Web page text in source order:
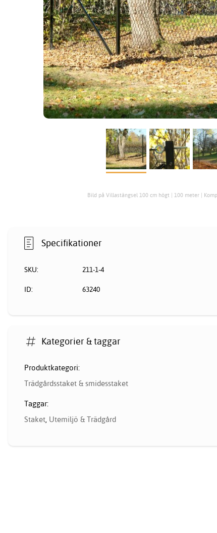
Bild på Villastängsel 100 cm högt | 100 meter |
Specifikationer
SKU: 211-1-4
ID: 63240
Kategorier & taggar
Produktkategori:
Trädgårdsstaket & smidesstaket
Taggar:
Staket, Utemiljö & Trädgård